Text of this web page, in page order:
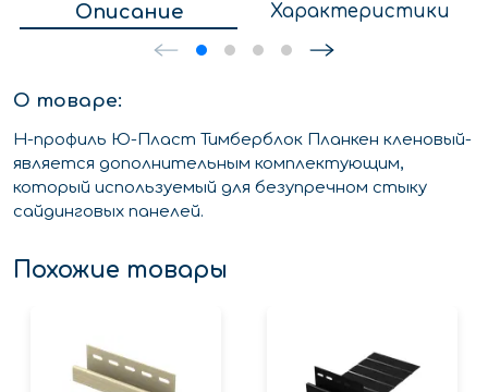
Описание Характеристики
О товаре:
Н-профиль Ю-Пласт Тимберблок Планкен кленовый-
является дополнительным комплектующим,
который используемый для безупречном стыку
сайдинговых панелей.
Похожие товары